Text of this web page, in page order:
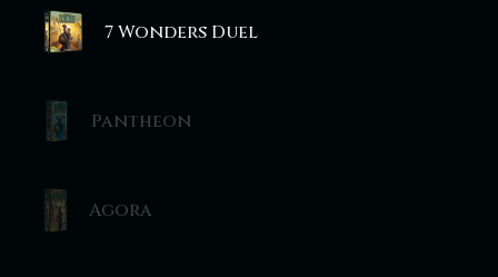
7 Wonders Duel
Pantheon
Agora